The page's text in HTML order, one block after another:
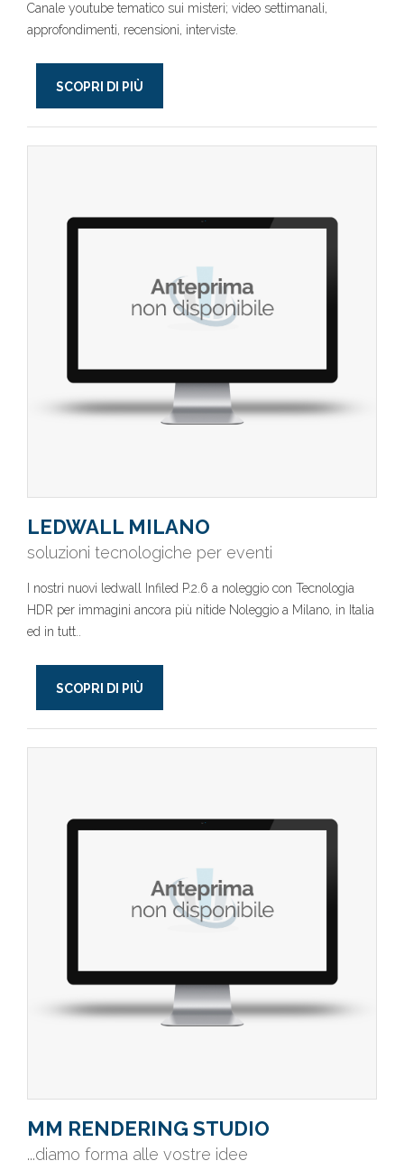
Canale youtube tematico sui misteri; video settimanali,
approfondimenti, recensioni, interviste.
SCOPRI DI PIÙ
LEDWALL MILANO
soluzioni tecnologiche per eventi
I nostri nuovi ledwall Infiled P.2.6 a noleggio con Tecnologia
HDR per immagini ancora più nitide Noleggio a Milano, in Italia
ed in tutt..
SCOPRI DI PIÙ
MM RENDERING STUDIO
...diamo forma alle vostre idee